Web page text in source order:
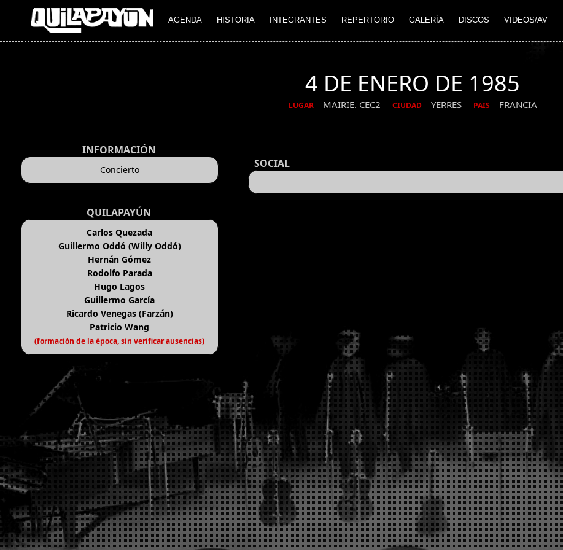
AGENDA HISTORIA INTEGRANTES REPERTORIO GALERÍA DISCOS VIDEOS/AV
4 DE ENERO DE 1985
LUGAR MAIRIE. CEC2 CIUDAD YERRES PAIS FRANCIA
INFORMACIÓN
Concierto
QUILAPAYÚN
Carlos Quezada
Guillermo Oddó (Willy Oddó)
Hernán Gómez
Rodolfo Parada
Hugo Lagos
Guillermo García
Ricardo Venegas (Farzán)
Patricio Wang
(formación de la época, sin verificar ausencias)
SOCIAL